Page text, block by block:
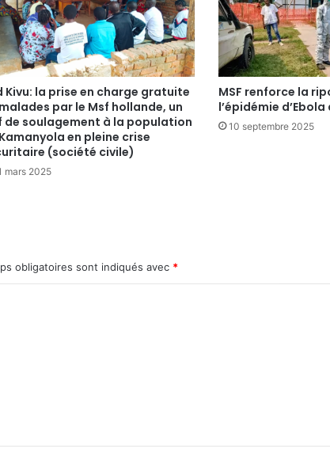
Kivu: la prise en charge gratuite
par le Msf hollande, un
de soulagement à la population
en pleine crise
(société civile)
mars 2025
MSF renforce la
l’épidémie
10 septembre 2025
obligatoires sont indiqués avec *